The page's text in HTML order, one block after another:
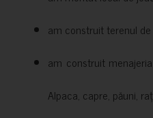
am construit terenul
am construit
Alpaca, capre, păuni,